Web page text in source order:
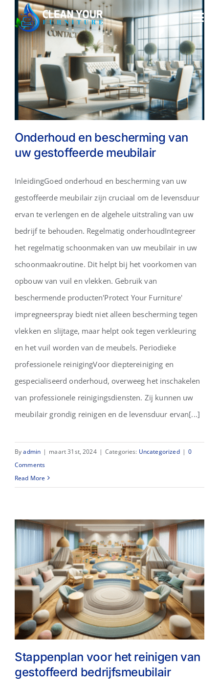
content
Home
Over ons
Sectoren
Demo
OfferteOnderhoud en bescherming
van uw gestoffeerde
meubilair
Onderhoud en bescherming van
uw gestoffeerde meubilair
InleidingGoed onderhoud en bescherming van uw
gestoffeerde meubilair zijn cruciaal om de levensduur
ervan te verlengen en de algehele uitstraling van uw
bedrijf te behouden. Regelmatig onderhoudIntegreer
het regelmatig schoonmaken van uw meubilair in uw
schoonmaakroutine. Dit helpt bij het voorkomen van
opbouw van vuil en vlekken. Gebruik van
beschermende producten'Protect Your Furniture'
impregneerspray biedt niet alleen bescherming tegen
vlekken en slijtage, maar helpt ook tegen verkleuring
en het vuil worden van de meubels. Periodieke
professionele reinigingVoor dieptereiniging en
gespecialiseerd onderhoud, overweeg het inschakelen
van professionele reinigingsdiensten. Zij kunnen uw
meubilair grondig reinigen en de levensduur ervan[...]
Byadmin | maart 31st, 2024 | Categories: Uncategorized | 0
Comments
Read More
Stappenplan voor het reinigen van
gestoffeerd bedrijfsmeubilair